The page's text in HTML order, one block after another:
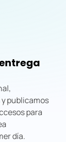
publicamos
para
día.